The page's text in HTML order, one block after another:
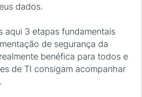
dados.
aqui 3 etapas fundamentais
de segurança da
benéfica para todos e
de TI consigam acompanhar